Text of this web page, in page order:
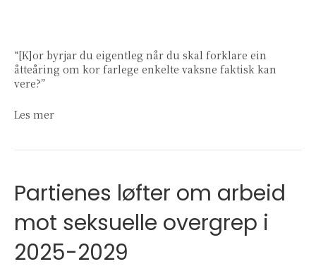
“[K]or byrjar du eigentleg når du skal forklare ein
åtteåring om kor farlege enkelte vaksne faktisk kan
vere?”
Les mer
Partienes løfter om arbeid
mot seksuelle overgrep i
2025-2029